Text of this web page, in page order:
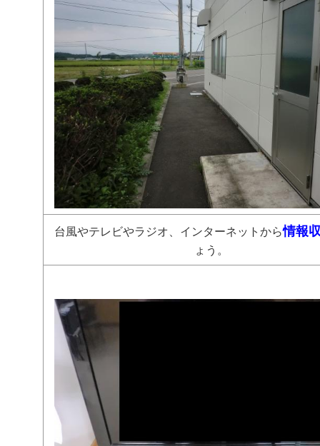
台風やテレビやラジオ、インターネットから情報
ょう。